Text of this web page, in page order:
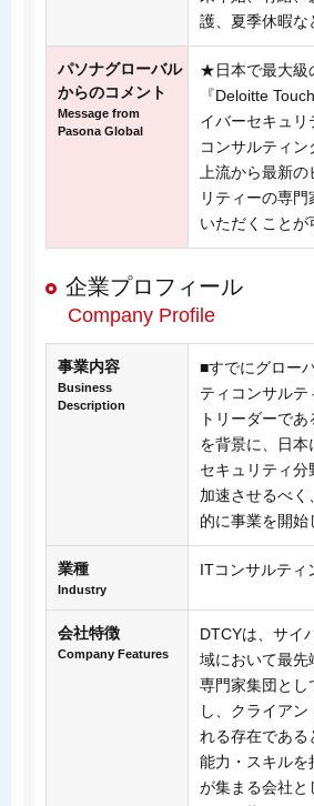
護、夏季休暇な
パソナグローバル
からのコメント
Message from
Pasona Global
★日本で最大級
『Deloitte
イバーセキュリ
コンサルティ
上流から最新
リティーの専
いただくこと
企業プロフィール
Company Profile
事業内容
Business
Description
■すでにグロー
ティコンサルテ
トリーダーで
を背景に、日本
セキュリティ分
加速させるべ
的に事業を開始
業種
Industry
ITコンサルティ
会社特徴
Company Features
DTCYは、サイ
域において最先
専門家集団とし
し、クライア
れる存在である
能力・スキルを
が集まる会社と